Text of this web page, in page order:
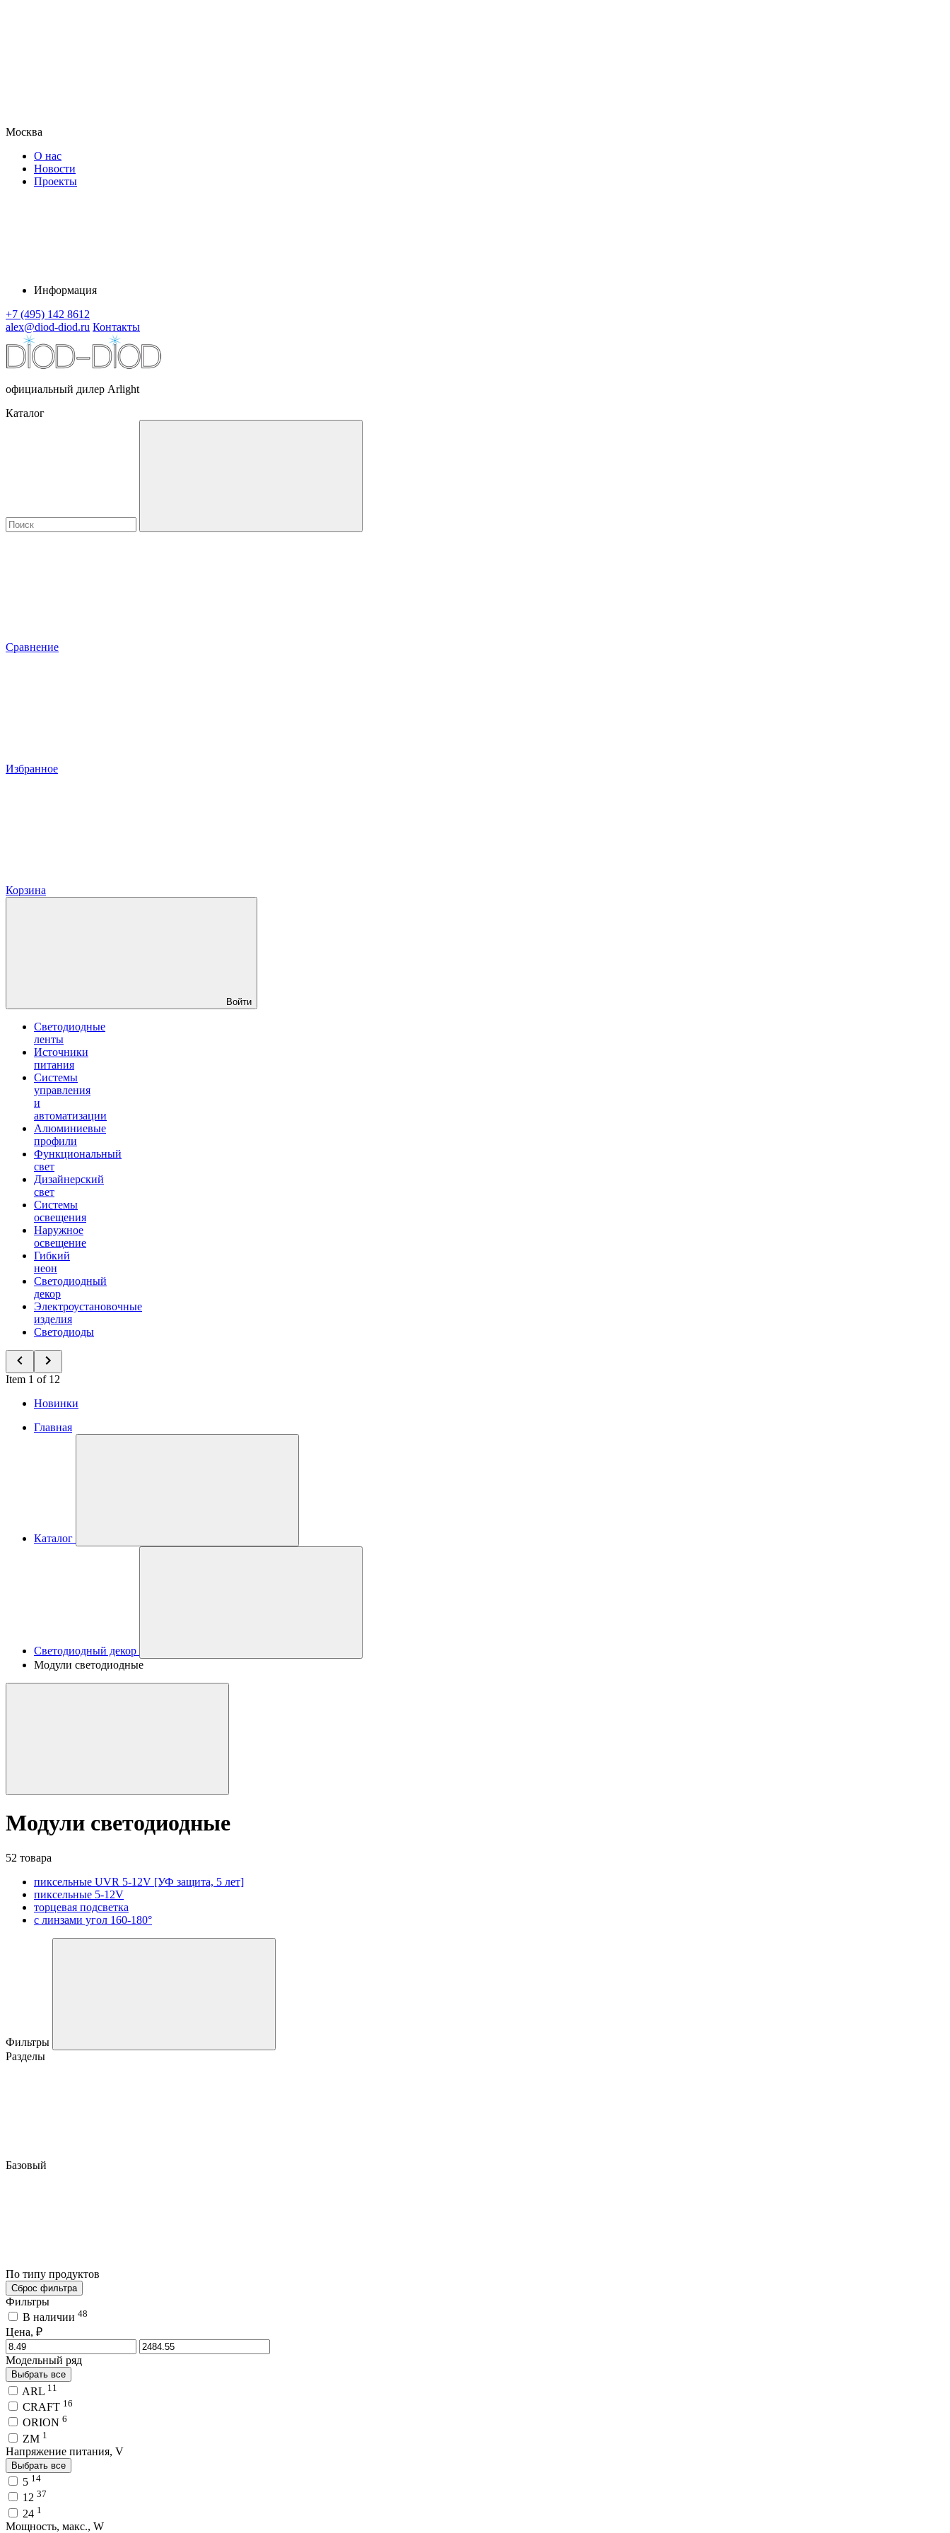
Москва
О нас
Новости
Проекты
Информация
+7 (495) 142 8612
alex@diod-diod.ru Контакты
официальный дилер Arlight
Каталог
Сравнение
Избранное
Корзина
Войти
Светодиодные
ленты
Источники
питания
Системы
управления
и
автоматизации
Алюминиевые
профили
Функциональный
свет
Дизайнерский
свет
Системы
освещения
Наружное
освещение
Гибкий
неон
Светодиодный
декор
Электроустановочные
изделия
Светодиоды
Item 1 of 12
Новинки
Главная
Каталог
Светодиодный декор
Модули светодиодные
Модули светодиодные
52 товара
пиксельные UVR 5-12V [УФ защита, 5 лет]
пиксельные 5-12V
торцевая подсветка
с линзами угол 160-180°
Фильтры
Разделы
Базовый
По типу продуктов
Сброс фильтра
Фильтры
В наличии 48
Цена, ₽
Модельный ряд
Выбрать все
ARL 11
CRAFT 16
ORION 6
ZM 1
Напряжение питания, V
Выбрать все
5 14
12 37
24 1
Мощность, макс., W